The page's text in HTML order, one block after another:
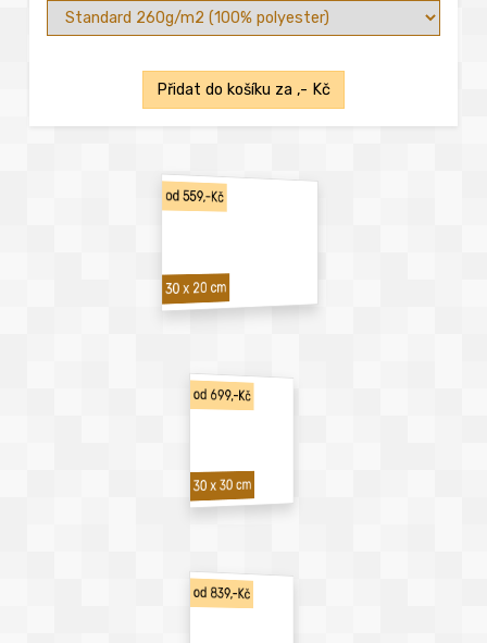
Přidat do košíku za ,- Kč
od 559,-Kč
30 x 20 cm
od 699,-Kč
30 x 30 cm
od 839,-Kč